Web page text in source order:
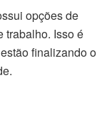
opções de
trabalho. Isso é
finalizando o